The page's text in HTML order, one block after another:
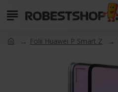
Folii Huawei P Smart Z